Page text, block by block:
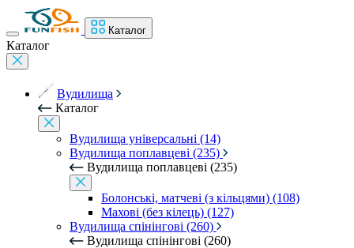
Каталог
Каталог
Вудилища
Каталог
Вудилища універсальні (14)
Вудилища поплавцеві (235)
Вудилища поплавцеві (235)
Болонські, матчеві (з кільцями) (108)
Махові (без кілець) (127)
Вудилища спінінгові (260)
Вудилища спінінгові (260)